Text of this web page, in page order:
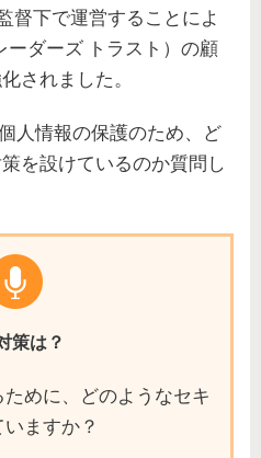
督下で運営することによ
ダーズ トラスト）の顧
されました。
人情報の保護のため、ど
を設けているのか質問し
策は？
めに、どのようなセキ
ますか？